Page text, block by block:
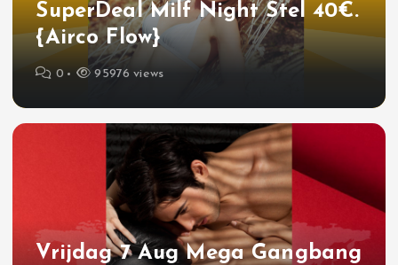
SuperDeal Milf Night Stel 40€.
{Airco Flow}
0 95976 views
Vrijdag 7 Aug Mega Gangbang